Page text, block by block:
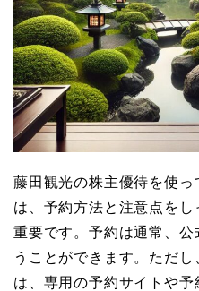
藤田観光の株主優待を使
は、予約方法と注意点を
重要です。予約は通常、
うことができます。ただ
は、専用の予約サイトや